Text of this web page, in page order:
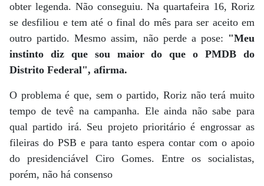
obter legenda. Não conseguiu. Na quartafeira 16, Roriz
se desfiliou e tem até o final do mês para ser aceito em
outro partido. Mesmo assim, não perde a pose: "Meu
instinto diz que sou maior do que o PMDB do
Distrito Federal", afirma.
O problema é que, sem o partido, Roriz não terá muito
tempo de tevê na campanha. Ele ainda não sabe para
qual partido irá. Seu projeto prioritário é engrossar as
fileiras do PSB e para tanto espera contar com o apoio
do presidenciável Ciro Gomes. Entre os socialistas,
porém, não há consenso